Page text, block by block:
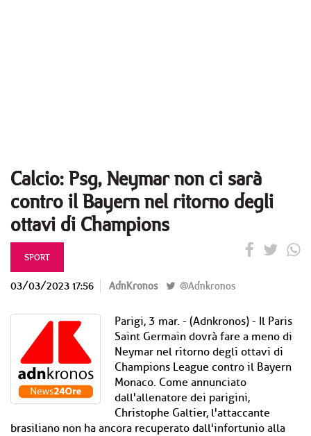
Calcio: Psg, Neymar non ci sarà
contro il Bayern nel ritorno degli
ottavi di Champions
SPORT
03/03/2023 17:56 AdnKronos @Adnkronos
Parigi, 3 mar. - (Adnkronos) - Il Paris
Saint Germain dovrà fare a meno di
Neymar nel ritorno degli ottavi di
Champions League contro il Bayern
Monaco. Come annunciato
dall'allenatore dei parigini,
Christophe Galtier, l'attaccante
brasiliano non ha ancora recuperato dall'infortunio alla